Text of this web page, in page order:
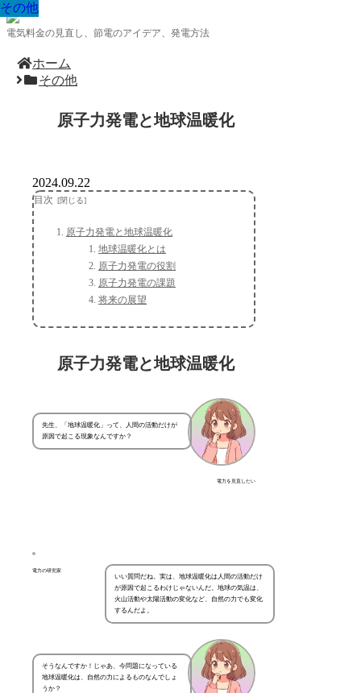
電気料金の見直し、節電のアイデア、発電方法
ホーム
その他
原子力発電と地球温暖化
その他
2024.09.22
目次
原子力発電と地球温暖化
地球温暖化とは
原子力発電の役割
原子力発電の課題
将来の展望
原子力発電と地球温暖化
電力を見直したい
先生、「地球温暖化」って、人間の活動だけが
原因で起こる現象なんですか？
電力の研究家
いい質問だね。実は、地球温暖化は人間の活動だけ
が原因で起こるわけじゃないんだ。地球の気温は、
火山活動や太陽活動の変化など、自然の力でも変化
するんだよ。
そうなんですか！じゃあ、今問題になっている
地球温暖化は、自然の力によるものなんでしょ
うか？
その他
その他
その他
その他
その他
その他
その他
その他